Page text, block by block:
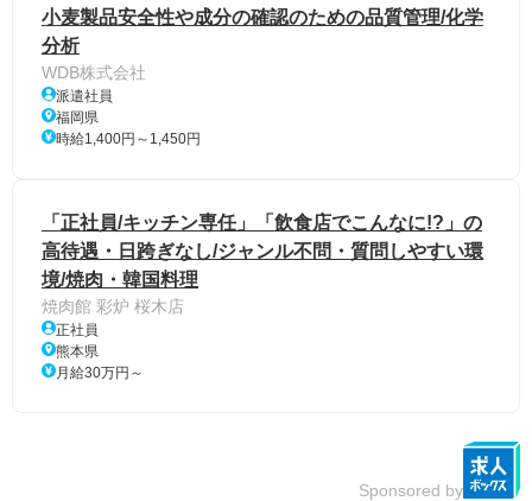
小麦製品安全性や成分の確認のための品質管理/化学
分析
WDB株式会社
派遣社員
福岡県
時給1,400円～1,450円
「正社員/キッチン専任」「飲食店でこんなに!?」の
高待遇・日跨ぎなし/ジャンル不問・質問しやすい環
境/焼肉・韓国料理
焼肉館 彩炉 桜木店
正社員
熊本県
月給30万円～
Sponsored by